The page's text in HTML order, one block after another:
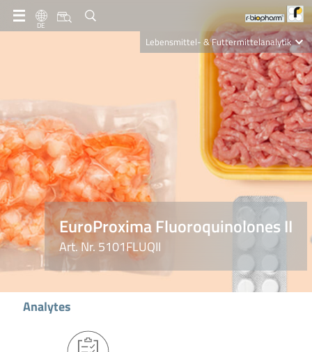
DE
Lebensmittel- & Futtermittelanalytik
Clinical Diagnostics
EuroProxima Fluoroquinolones II
Art. Nr. 5101FLUQII
Analytes